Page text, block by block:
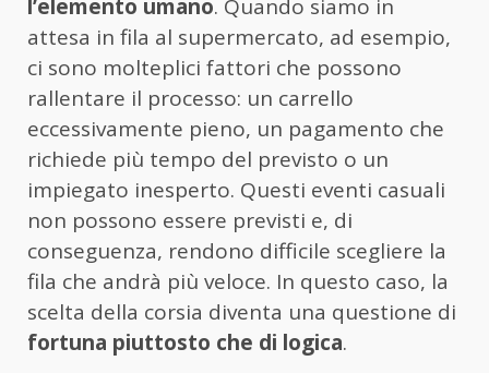
l’elemento umano. Quando siamo in
attesa in fila al supermercato, ad esempio,
ci sono molteplici fattori che possono
rallentare il processo: un carrello
eccessivamente pieno, un pagamento che
richiede più tempo del previsto o un
impiegato inesperto. Questi eventi casuali
non possono essere previsti e, di
conseguenza, rendono difficile scegliere la
fila che andrà più veloce. In questo caso, la
scelta della corsia diventa una questione di
fortuna piuttosto che di logica.